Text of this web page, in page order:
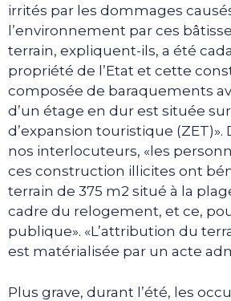
irrités par les dommages
l’environnement par ces
terrain, expliquent-ils, a été
propriété de l’Etat et cette
composée de baraquements
d’un étage en dur est située
d’expansion touristique
nos interlocuteurs, «les
ces construction illicites ont
terrain de 375 m2 situé à la
cadre du relogement, et ce,
publique». «L’attribution du
est matérialisée par un acte
Plus grave, durant l’été, les